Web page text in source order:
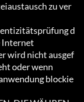
zu ver
d
Internet
wird nicht ausgef
oder wenn
blockie